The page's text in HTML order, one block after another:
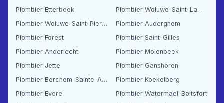
Plombier Etterbeek
Plombier Woluwe-Saint-Lambert
Plombier Woluwe-Saint-Pierre
Plombier Auderghem
Plombier Forest
Plombier Saint-Gilles
Plombier Anderlecht
Plombier Molenbeek
Plombier Jette
Plombier Ganshoren
Plombier Berchem-Sainte-Agathe
Plombier Koekelberg
Plombier Evere
Plombier Watermael-Boitsfort